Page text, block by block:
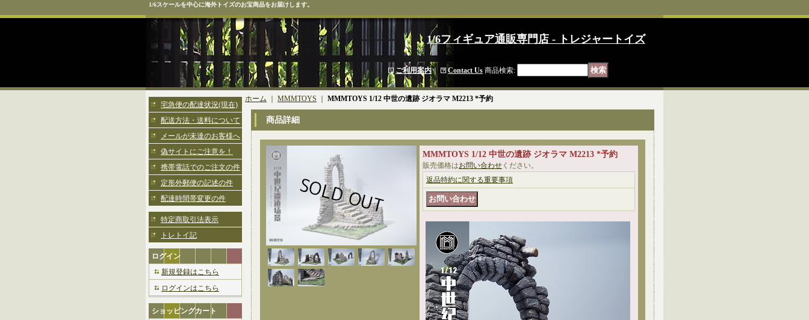
1/6スケールを中心に海外トイズのお宝商品をお届けします。
1/6フィギュア通販専門店 - トレジャートイズ
ご利用案内｜ Contact Us 商品検索:
宅急便の配達状況(現在)
配送方法・送料について
メールが未達のお客様へ
偽サイトにご注意を！
携帯電話でのご注文の件
定形外郵便の記述の件
配達時間帯変更の件
特定商取引法表示
トレトイ記
ログイン
新規登録はこちら
ログインはこちら
ショッピングカート
ホーム MMMTOYS MMMTOYS 1/12 中世の遺跡 ジオラマ M2213 *予約
商品詳細
MMMTOYS 1/12 中世の遺跡 ジオラマ M2213 *予約
販売価格はお問い合わせ ください。
返品特約に関する重要事項